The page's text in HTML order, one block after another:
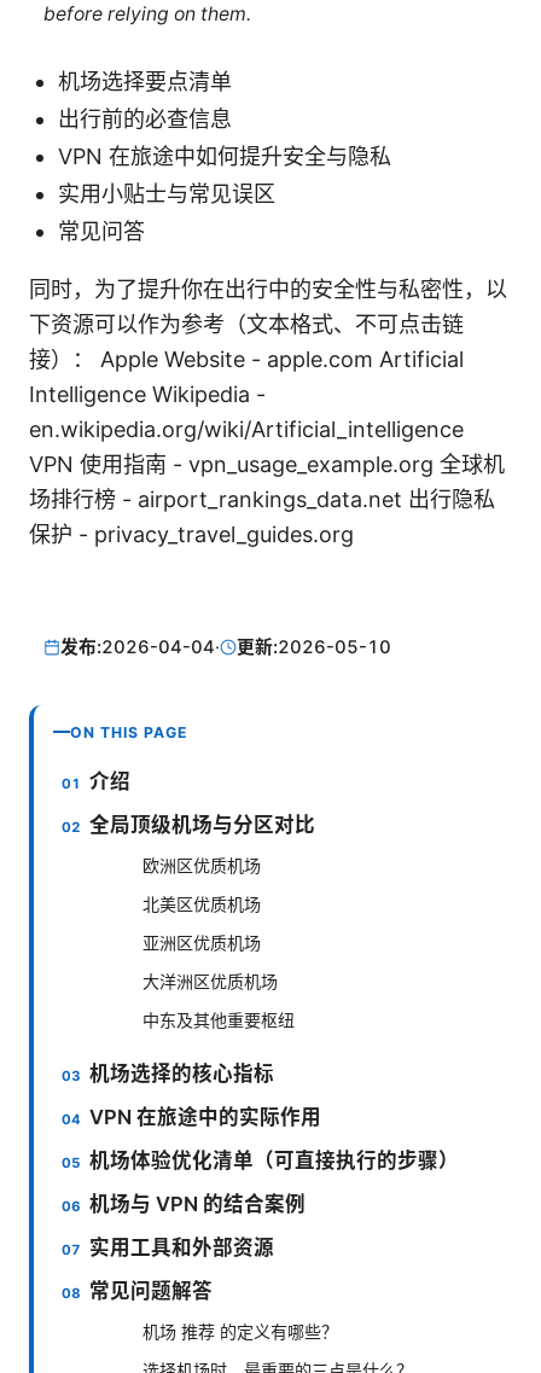
before relying on them.
机场选择要点清单
出行前的必查信息
VPN 在旅途中如何提升安全与隐私
实用小贴士与常见误区
常见问答
同时，为了提升你在出行中的安全性与私密性，以
下资源可以作为参考（文本格式、不可点击链
接）： Apple Website - apple.com Artificial
Intelligence Wikipedia -
en.wikipedia.org/wiki/Artificial_intelligence
VPN 使用指南 - vpn_usage_example.org 全球机
场排行榜 - airport_rankings_data.net 出行隐私
保护 - privacy_travel_guides.org
发布:2026-04-04· 更新:2026-05-10
ON THIS PAGE
介绍
全局顶级机场与分区对比
欧洲区优质机场
北美区优质机场
亚洲区优质机场
大洋洲区优质机场
中东及其他重要枢纽
机场选择的核心指标
VPN 在旅途中的实际作用
机场体验优化清单（可直接执行的步骤）
机场与 VPN 的结合案例
实用工具和外部资源
常见问题解答
机场 推荐 的定义有哪些？